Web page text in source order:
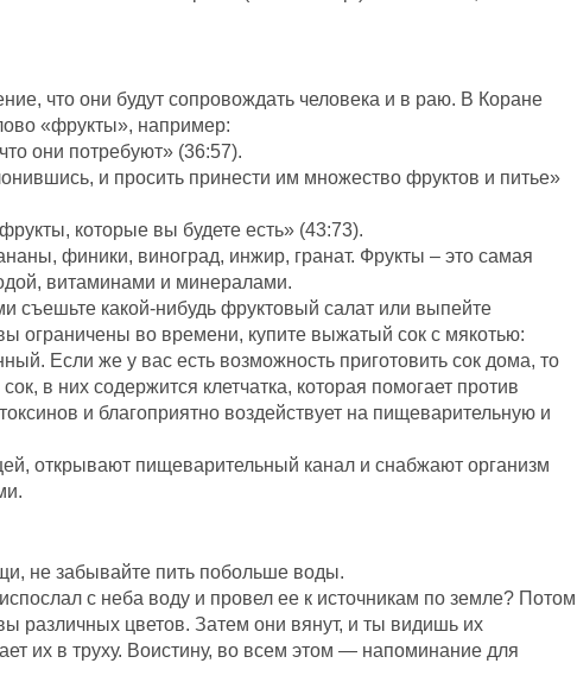
что они будут сопровождать человека и в раю. В Коране
«фрукты», например:
они потребуют» (36:57).
и просить принести им множество фруктов и питье»
которые вы будете есть» (43:73).
финики, виноград, инжир, гранат. Фрукты – это самая
витаминами и минералами.
съешьте какой-нибудь фруктовый салат или выпейте
ограничены во времени, купите выжатый сок с мякотью:
Если же у вас есть возможность приготовить сок дома, то
в них содержится клетчатка, которая помогает против
и благоприятно воздействует на пищеварительную и
открывают пищеварительный канал и снабжают организм
не забывайте пить побольше воды.
с неба воду и провел ее к источникам по земле? Потом
различных цветов. Затем они вянут, и ты видишь их
их в труху. Воистину, во всем этом — напоминание для